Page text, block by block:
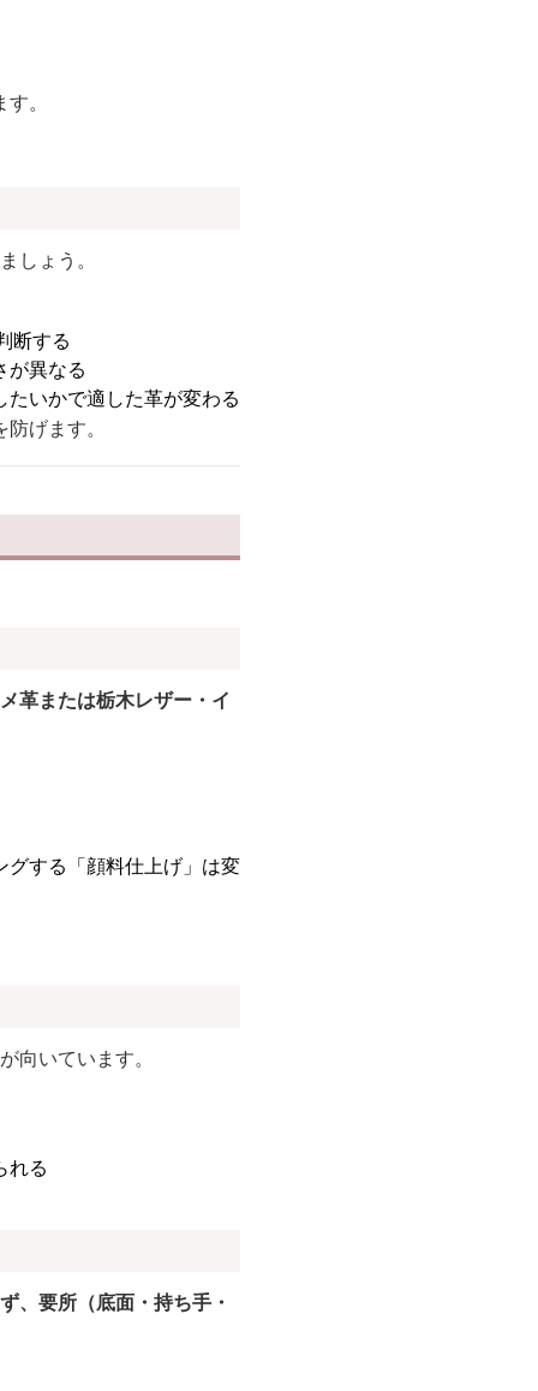
。
しょう。
断する
が異なる
たいかで適した革が変わる
げます。
革または栃木レザー・イ
する「顔料仕上げ」は変
が向いています。
れる
、要所（底面・持ち手・